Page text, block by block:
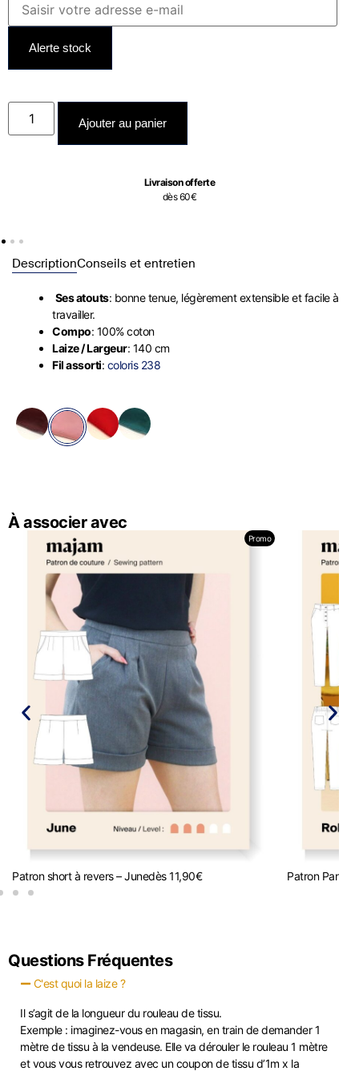
Alerte stock
Ajouter au panier
Livraison offerte
dès 60€
DescriptionConseils et entretien
Ses atouts: bonne tenue, légèrement extensible et facile à
travailler.
Compo: 100% coton
Laize / Largeur: 140 cm
Fil assorti: coloris 238
À associer avec
Promo
Patron short à revers – Junedès11,90€ Patron
Questions Fréquentes
C'est quoi la laize ?
Il s’agit de la longueur du rouleau de tissu.
Exemple : imaginez-vous en magasin, en train de demander 1
mètre de tissu à la vendeuse. Elle va dérouler le rouleau 1 mètre
et vous vous retrouvez avec un coupon de tissu d’1m x la